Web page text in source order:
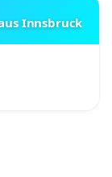
Innsbruck